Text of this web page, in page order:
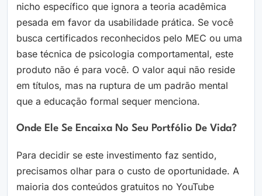
nicho específico que ignora a teoria acadêmica
pesada em favor da usabilidade prática. Se você
busca certificados reconhecidos pelo MEC ou uma
base técnica de psicologia comportamental, este
produto não é para você. O valor aqui não reside
em títulos, mas na ruptura de um padrão mental
que a educação formal sequer menciona.
Onde Ele Se Encaixa No Seu Portfólio De Vida?
Para decidir se este investimento faz sentido,
precisamos olhar para o custo de oportunidade. A
maioria dos conteúdos gratuitos no YouTube